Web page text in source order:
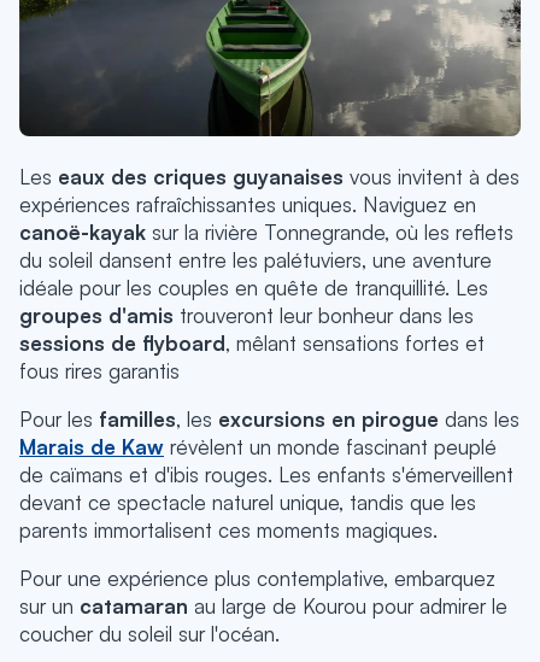
Les eaux des criques guyanaises vous invitent à des
expériences rafraîchissantes uniques. Naviguez en
canoë-kayak sur la rivière Tonnegrande, où les reflets
du soleil dansent entre les palétuviers, une aventure
idéale pour les couples en quête de tranquillité. Les
groupes d'amis trouveront leur bonheur dans les
sessions de flyboard, mêlant sensations fortes et
fous rires garantis
Pour les familles, les excursions en pirogue dans les
Marais de Kaw révèlent un monde fascinant peuplé
de caïmans et d'ibis rouges. Les enfants s'émerveillent
devant ce spectacle naturel unique, tandis que les
parents immortalisent ces moments magiques.
Pour une expérience plus contemplative, embarquez
sur un catamaran au large de Kourou pour admirer le
coucher du soleil sur l'océan.